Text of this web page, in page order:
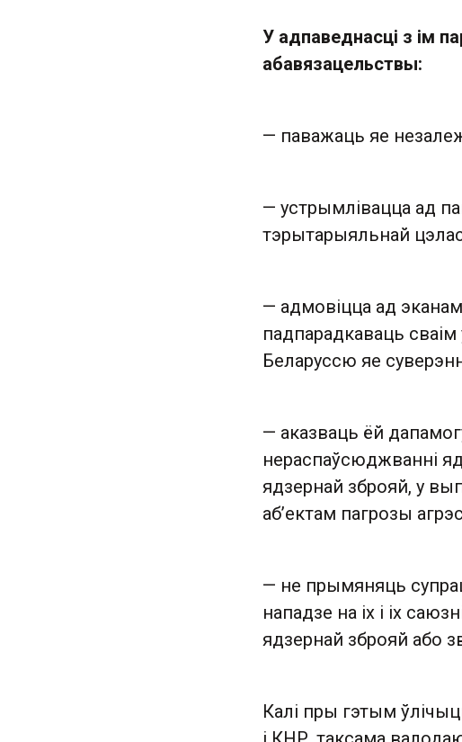
У адпаведнасці з ім
абавязацельствы:
— паважаць яе
— устрымлівацца ад
тэрытарыяльнай
— адмовіцца ад
падпарадкаваць
Беларуссю яе
— аказваць ёй
нераспаўсюджванні
ядзернай зброяй, у
аб’ектам пагрозы
— не прымяняць
нападзе на іх і іх
ядзернай зброяй або
Калі пры гэтым